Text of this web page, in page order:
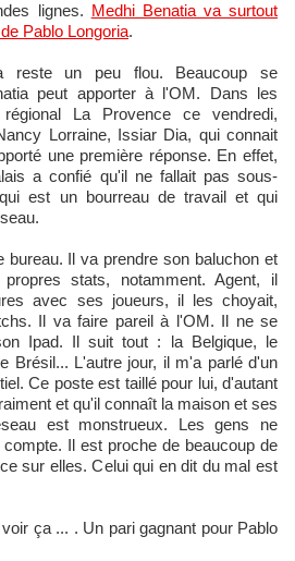
lignes. Medhi Benatia va surtout
Pablo Longoria.
reste un peu flou. Beaucoup se
peut apporter à l'OM. Dans les
La Provence ce vendredi,
Lorraine, Issiar Dia, qui connait
une première réponse. En effet,
a confié qu'il ne fallait pas sous-
est un bourreau de travail et qui
Il va prendre son baluchon et
stats, notamment. Agent, il
avec ses joueurs, il les choyait,
Il va faire pareil à l'OM. Il ne se
Ipad. Il suit tout : la Belgique, le
Brésil... L'autre jour, il m'a parlé d'un
Ce poste est taillé pour lui, d'autant
et qu'il connaît la maison et ses
est monstrueux. Les gens ne
Il est proche de beaucoup de
sur elles. Celui qui en dit du mal est
ça ... . Un pari gagnant pour Pablo